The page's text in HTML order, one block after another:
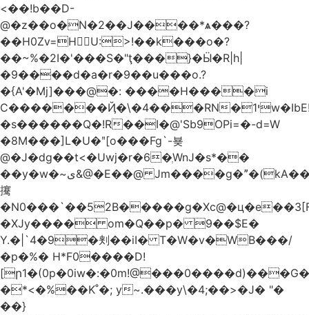
<��!b��D-
@�z��o�N�2��J����*ѧ���?
��H0Zv=HU:>!��k���o�?
��~%�2I�'���S�"ţ���}�Ӹ�R|h|
�9����d�a�r�9��u���o.?
�{A'�Mj]���@�: ����H����i
C�������Ҋ�\�4���RN�י1w�IbE!
�s������Q�!R��I�@'Sb9OPi=�-d=W
�8M���]L�U�ʺ[o���Fg`-뵺
@�J�dg��t<�Uwj�r�6�ְWnJ�s*��
��y�w�~ى&@�E��@ Jm����g�ˮ�(kA��b�^"���3���4�q��E$�J���`�%�y�JcX����2��R�,q0��3�
㩷
�XJy���� om�Q��p� 9��$E�
Y.�|`4�9�刾��iI� T�W�v�WB���/
�p�%� H*F0����D!
�*<�%��K˚�; y~.���y\�4;��>�J� "�
��}